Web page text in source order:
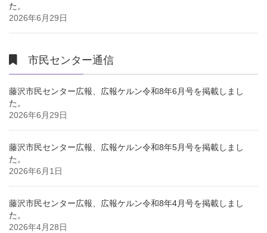
た。
2026年6月29日
市民センター通信
藤沢市民センター広報、広報ケルン令和8年6月号を掲載しまし
た。
2026年6月29日
藤沢市民センター広報、広報ケルン令和8年5月号を掲載しまし
た。
2026年6月1日
藤沢市民センター広報、広報ケルン令和8年4月号を掲載しまし
た。
2026年4月28日